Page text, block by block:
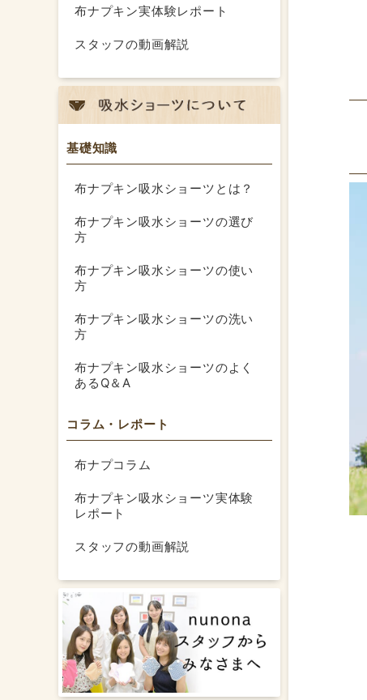
布ナプキン実体験レポート
スタッフの動画解説
基礎知識
布ナプキン吸水ショーツとは？
布ナプキン吸水ショーツの選び
方
布ナプキン吸水ショーツの使い
方
布ナプキン吸水ショーツの洗い
方
布ナプキン吸水ショーツのよく
あるQ＆A
コラム・レポート
布ナプコラム
布ナプキン吸水ショーツ実体験
レポート
スタッフの動画解説